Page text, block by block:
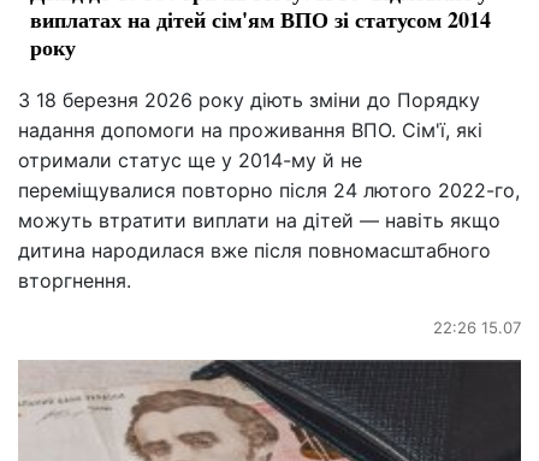
виплатах на дітей сім'ям ВПО зі статусом 2014
року
З 18 березня 2026 року діють зміни до Порядку
надання допомоги на проживання ВПО. Сім'ї, які
отримали статус ще у 2014-му й не
переміщувалися повторно після 24 лютого 2022-го,
можуть втратити виплати на дітей — навіть якщо
дитина народилася вже після повномасштабного
вторгнення.
22:26 15.07